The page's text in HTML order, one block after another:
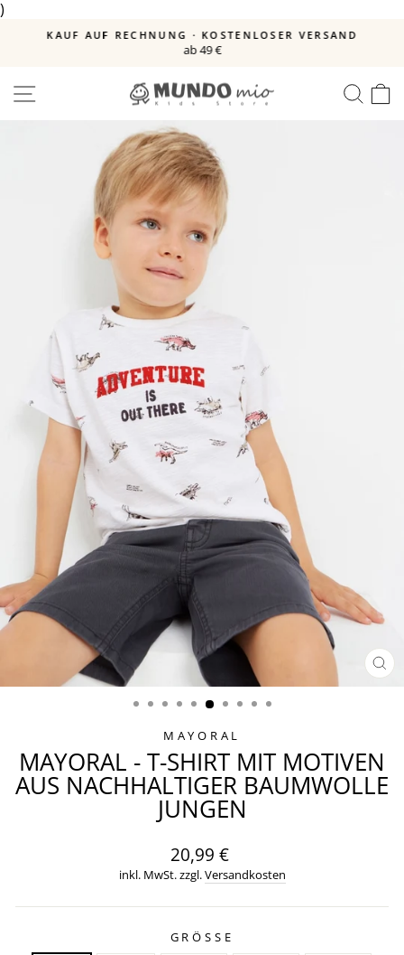
)
Pause
KAUF AUF RECHNUNG · KOSTENLOSER VERSAND
ab 49 €
SEITENNAVIGATION
MAYORAL
MAYORAL - T-SHIRT MIT MOTIVEN
AUS NACHHALTIGER BAUMWOLLE
JUNGEN
Normaler
Preis
20,99 €
inkl. MwSt. zzgl.Versandkosten
GRÖSSE